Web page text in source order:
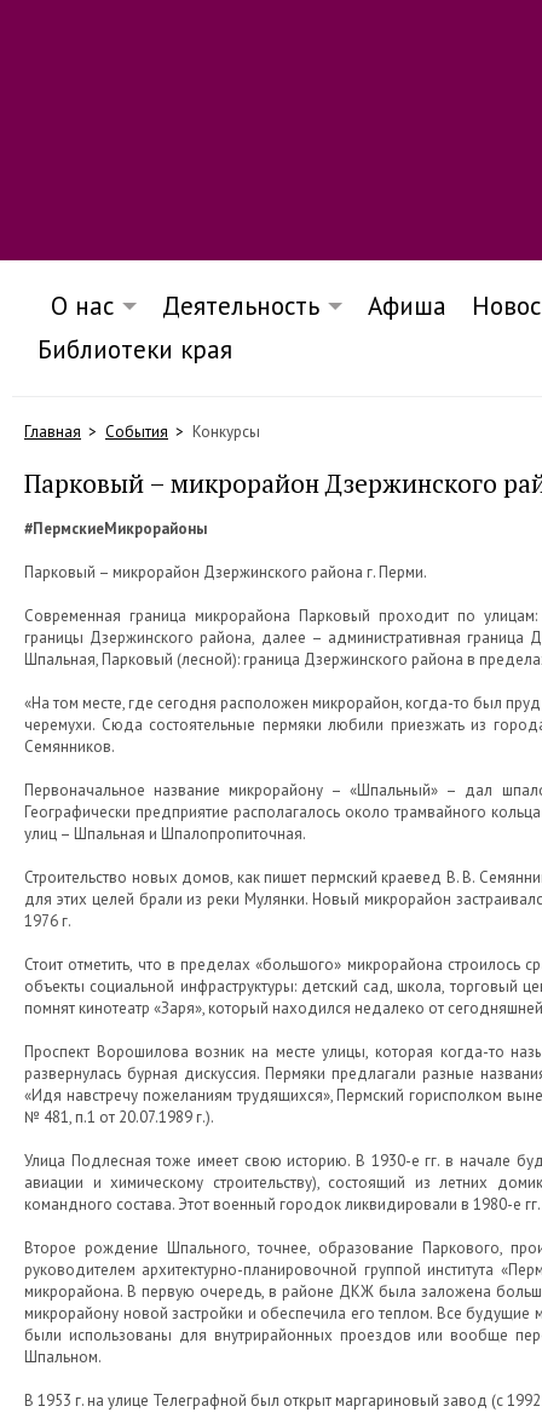
О нас Деятельность Афиша
Библиотеки края
Главная События Конкурсы
Парковый – микрорайон Дзержинского
#ПермскиеМикрорайоны
Парковый – микрорайон Дзержинского района г. Перми.
Современная граница микрорайона Парковый проходит по
границы Дзержинского района, далее – административная граница
Шпальная, Парковый (лесной): граница Дзержинского района в
«На том месте, где сегодня расположен микрорайон, когда-то был
черемухи. Сюда состоятельные пермяки любили приезжать из
Семянников.
Первоначальное название микрорайону – «Шпальный» – дал
Географически предприятие располагалось около трамвайного
улиц – Шпальная и Шпалопропиточная.
Строительство новых домов, как пишет пермский краевед В. В.
для этих целей брали из реки Мулянки. Новый микрорайон
1976 г.
Стоит отметить, что в пределах «большого» микрорайона строилось
объекты социальной инфраструктуры: детский сад, школа,
помнят кинотеатр «Заря», который находился недалеко от
Проспект Ворошилова возник на месте улицы, которая когда-то
развернулась бурная дискуссия. Пермяки предлагали разные
«Идя навстречу пожеланиям трудящихся», Пермский горисполком
№ 481, п.1 от 20.07.1989 г.).
Улица Подлесная тоже имеет свою историю. В 1930-е гг. в начале
авиации и химическому строительству), состоящий из летних
командного состава. Этот военный городок ликвидировали в 1980-е
Второе рождение Шпального, точнее, образование Паркового,
руководителем архитектурно-планировочной группой института
микрорайона. В первую очередь, в районе ДКЖ была заложена
микрорайону новой застройки и обеспечила его теплом. Все
были использованы для внутрирайонных проездов или вообще
Шпальном.
В 1953 г. на улице Телеграфной был открыт маргариновый завод (с